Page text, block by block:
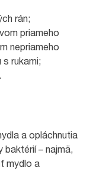
rán;
priameho
nepriameho
rukami;
a opláchnutia
– najmä,
mydlo a